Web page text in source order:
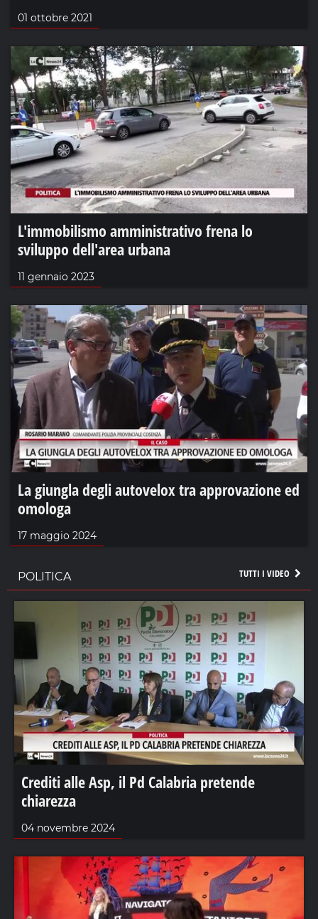
01 ottobre 2021
L'immobilismo amministrativo frena lo
sviluppo dell'area urbana
11 gennaio 2023
La giungla degli autovelox tra approvazione ed
omologa
17 maggio 2024
TUTTI I VIDEO
POLITICA
Crediti alle Asp, il Pd Calabria pretende
chiarezza
04 novembre 2024